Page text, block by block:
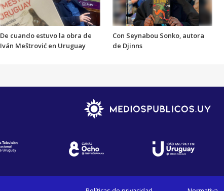
De cuando estuvo la obra de
Iván Meštrović en Uruguay
Con Seynabou Sonko, autora
de Djinns